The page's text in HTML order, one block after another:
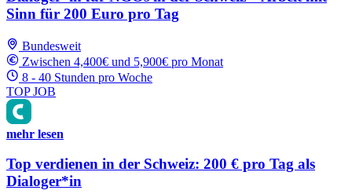
Sinn für 200 Euro pro Tag
Bundesweit
Zwischen 4,400€ und 5,900€ pro Monat
8 - 40 Stunden pro Woche
TOP JOB
mehr lesen
Top verdienen in der Schweiz: 200 € pro Tag als
Dialoger*in